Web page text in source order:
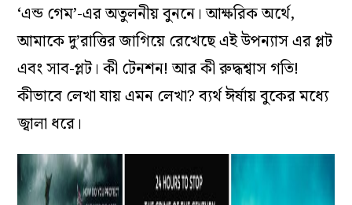
‘এন্ড গেম’-এর অতুলনীয় বুননে। আক্ষরিক অর্থে,
আমাকে দু’রাত্তির জাগিয়ে রেখেছে এই উপন্যাস এর প্লট
এবং সাব-প্লট। কী টেনশন! আর কী রুদ্ধশ্বাস গতি!
কীভাবে লেখা যায় এমন লেখা? ব্যর্থ ঈর্ষায় বুকের মধ্যে
জ্বালা ধরে।